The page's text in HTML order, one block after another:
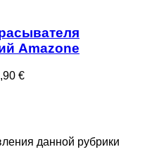
Amazone
€
данной рубрики